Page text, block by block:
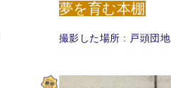
夢を育む本棚
撮影した場所 : 戸頭団地